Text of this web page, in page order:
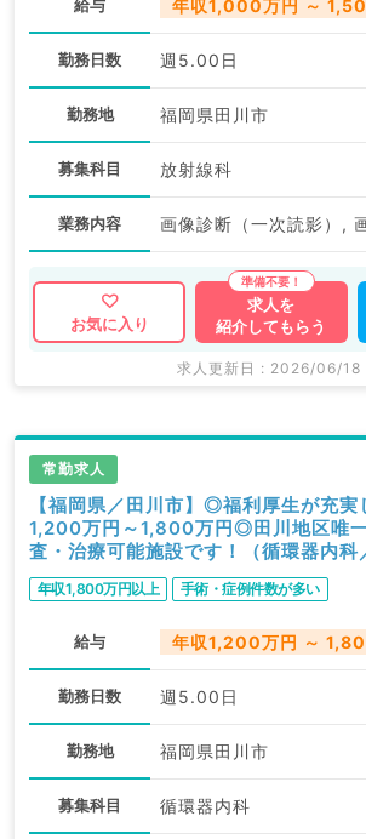
給与 年収1,000万円 ～
勤務日数 週5.00日
勤務地 福岡県田川市
募集科目 放射線科
業務内容
お気に入り
求人を
紹介してもらう
求人更新日 : 2026/06/18
常勤求人
【福岡県／田川市】◎福利厚生が充
1,200万円～1,800万円◎田川地区唯
査・治療可能施設です！（循環器内科
年収1,800万円以上 手術・症例件数が多い
給与 年収1,200万円 ～
勤務日数 週5.00日
勤務地 福岡県田川市
募集科目 循環器内科